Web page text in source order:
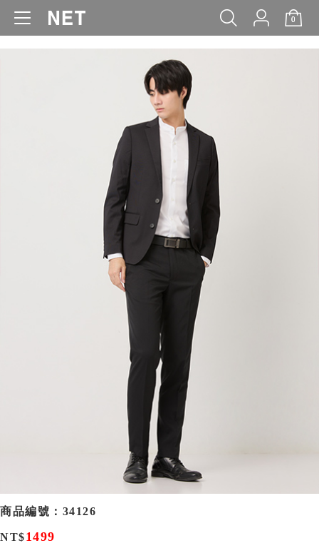
0
WOMEN MEN KIDS BABY
商品編號： 34126
NT$1499